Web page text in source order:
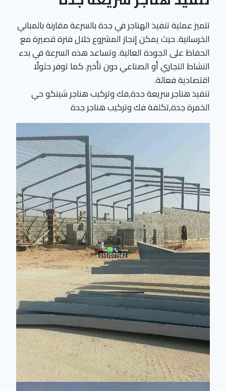
تتميز عملية تنفيذ الهناجر في جدة بالسرعة مقارنة بالمباني
الخرسانية. حيث يمكن إنجاز المشروع خلال فترة قصيرة مع
الحفاظ على الجودة العالية. وتساعد هذه السرعة في بدء
النشاط التجاري أو الصناعي دون تأخير. كما توفر حلولًا
اقتصادية فعالة.
تنفيذ هناجر سريعة جدة,فك وتركيب هناجر شينكو حي
الخمرة جدة,تكلفة فك وتركيب هناجر جدة